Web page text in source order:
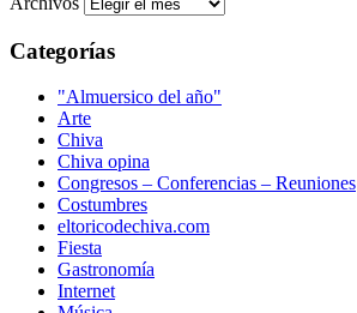
Categorías
"Almuersico del año"
Arte
Chiva
Chiva opina
Congresos – Conferencias – Reuniones
Costumbres
eltoricodechiva.com
Fiesta
Gastronomía
Internet